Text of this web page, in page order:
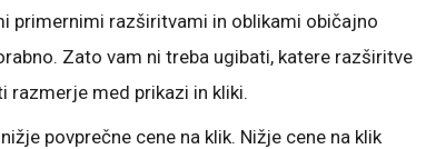
razširitvami in oblikami običajno
Zato vam ni treba ugibati, katere razširitve
med prikazi in kliki.
povprečne cene na klik. Nižje cene na klik